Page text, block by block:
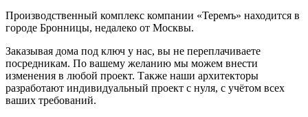
Производственный комплекс компании «Теремъ» находится в
городе Бронницы, недалеко от Москвы.
Заказывая дома под ключ у нас, вы не переплачиваете
посредникам. По вашему желанию мы можем внести
изменения в любой проект. Также наши архитекторы
разработают индивидуальный проект с нуля, с учётом всех
ваших требований.